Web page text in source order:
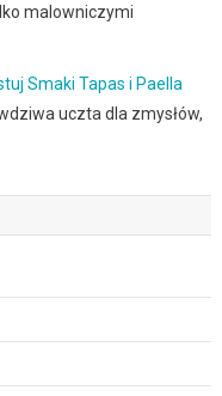
malowniczymi
Smaki Tapas i Paella
uczta dla zmysłów,